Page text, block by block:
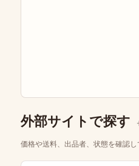
外部サイトで探す
価格や送料、出品者、状態を確認し